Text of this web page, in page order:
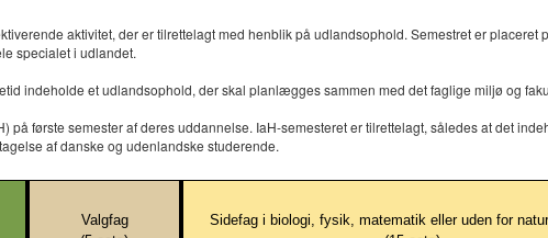
aktivitet, der er tilrettelagt med henblik på udlandsophold. Semestret er
specialet i udlandet.
indeholde et udlandsophold, der skal planlægges sammen med det faglige miljø og
første semester af deres uddannelse. IaH-semesteret er tilrettelagt, således at det
af danske og udenlandske studerende.
Valgfag
Sidefag i biologi, fysik, matematik eller uden for